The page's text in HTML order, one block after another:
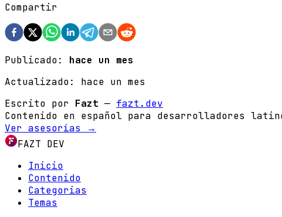
Compartir
Publicado:
hace un mes
Actualizado: hace un mes
Escrito por Fazt — fazt.dev
Contenido en español para desarrolladores
Ver asesorías →
FAZT DEV
Inicio
Contenido
Categorias
Temas